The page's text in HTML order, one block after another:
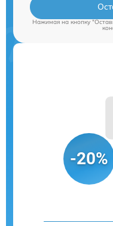
Нажимая на кнопку
-20%